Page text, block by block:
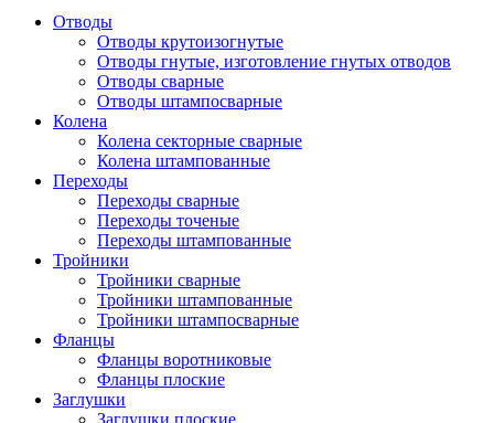
Отводы
Отводы крутоизогнутые
Отводы гнутые, изготовление гнутых отводов
Отводы сварные
Отводы штампосварные
Колена
Колена секторные сварные
Колена штампованные
Переходы
Переходы сварные
Переходы точеные
Переходы штампованные
Тройники
Тройники сварные
Тройники штампованные
Тройники штампосварные
Фланцы
Фланцы воротниковые
Фланцы плоские
Заглушки